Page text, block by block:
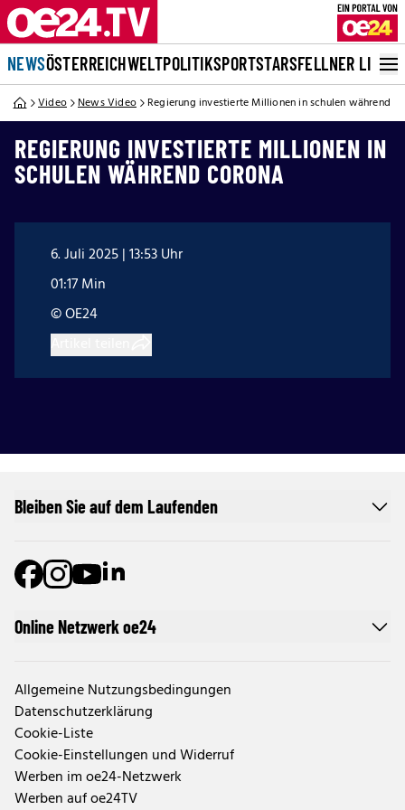
NEWSÖSTERREICHWELTPOLITIKSPORTSTARSFELLNER LIVE
Video News Video Regierung investierte Millionen in schulen während
REGIERUNG INVESTIERTE MILLIONEN IN
SCHULEN WÄHREND CORONA
6. Juli 2025 | 13:53 Uhr
01:17 Min
© OE24
Online Netzwerk oe24
Allgemeine Nutzungsbedingungen
Datenschutzerklärung
Cookie-Liste
Cookie-Einstellungen und Widerruf
Werben im oe24-Netzwerk
Werben auf oe24TV
Bleiben Sie auf dem Laufenden